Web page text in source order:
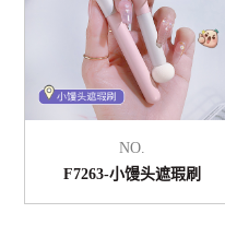
NO.
F7263-小馒头遮瑕刷